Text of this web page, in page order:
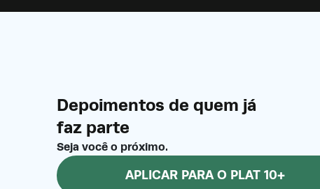
Depoimentos de quem já
faz parte
Seja você o próximo.
APLICAR PARA O PLAT 10+